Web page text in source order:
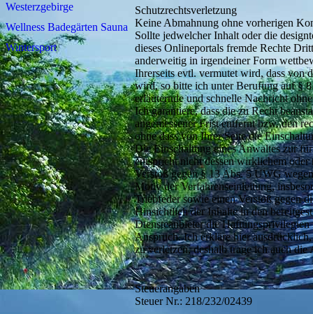
Westerzgebirge
Wellness Badegärten Sauna
Wintersport
Schutzrechtsverletzung
Keine Abmahnung ohne vorherigen
Sollte jedwelcher Inhalt oder die
dieses Onlineportals fremde Rechte
anderweitig in irgendeiner Form
Ihrerseits evtl. vermutet wird, dass von
wird, so bitte ich unter Berufung auf §
erläuternde und schnelle Nachricht
Ich garantiere, dass die zu Recht
angemessener Frist entfernt bzw. den
ohne dass von Ihrer Seite die
Die Einschaltung eines Anwaltes zur
entspricht nicht dessen wirklichem
Verstoß gegen § 13 Abs. 5 UWG
Motiv der Verfahrenseinleitung,
Triebfeder sowie einen Verstoß gegen
Hinsichtlich der Inhalte in den
Diensteanbieter die
Anspruch. Ich erkläre hier
zu verletzen, deshalb trage ich auch
Steuerangaben
Steuer Nr.: 218/232/02439